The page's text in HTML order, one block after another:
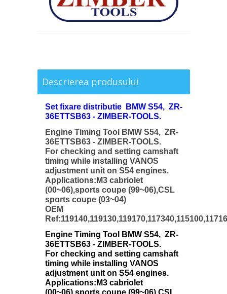
Descrierea produsului
Set fixare distributie BMW S54, ZR-
36ETTSB63 - ZIMBER-TOOLS.
Engine Timing Tool BMW S54, ZR-
36ETTSB63 - ZIMBER-TOOLS.
For checking and setting camshaft
timing while installing VANOS
adjustment unit on S54 engines.
Applications:M3 cabriolet
(00~06),sports coupe (99~06),CSL
sports coupe (03~04)
OEM
Engine Timing Tool BMW S54, ZR-
36ETTSB63 - ZIMBER-TOOLS.
For checking and setting camshaft
timing while installing VANOS
adjustment unit on S54 engines.
Applications:M3 cabriolet